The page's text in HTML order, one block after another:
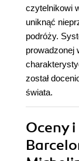
czytelnikowi
uniknąć
podróży.
prowadzonej
został
świata.
Oceny